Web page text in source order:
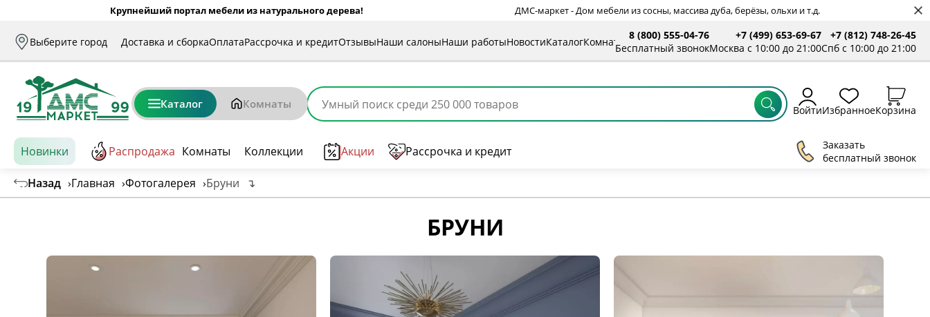
Крупнейший портал мебели из натурального дерева! ДМС-маркет - Дом мебели из сосны, массива дуба, берёзы, ольхи и т.д.
Выберите город Доставка и сборкаОплатаРассрочка и кредитОтзывыНаши салоныНаши работыНовостиКаталогКомнаты
8 (800) 555-04-76
Бесплатный звонок
+7 (499) 653-69-67
Москва с 10:00 до 21:00
+7 (812) 748-26-45
Спб с 10:00 до 21:00
Каталог Комнаты ВойтиИзбранноеКорзина
Новинки Распродажа Комнаты Коллекции Акции Рассрочка и кредит
Заказать
бесплатный звонок
Назад ›Главная ›Фотогалерея ›Бруни ↴
БРУНИ